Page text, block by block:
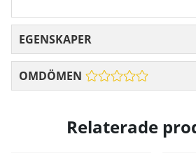
EGENSKAPER
OMDÖMEN
Relaterade